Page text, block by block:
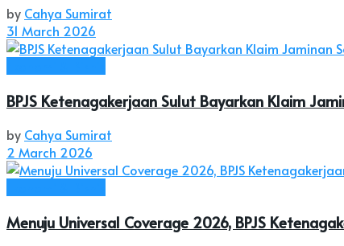
by Cahya Sumirat
31 March 2026
BPJS Ketenagakerjaan Sulut Bayarkan Klaim
by Cahya Sumirat
2 March 2026
Menuju Universal Coverage 2026, BPJS